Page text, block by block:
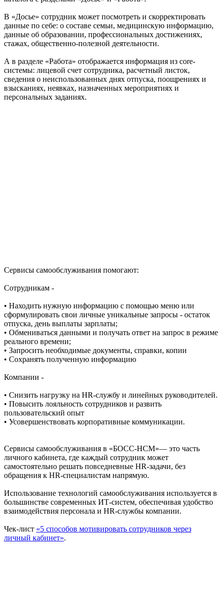
В «Досье» сотрудник может посмотреть и скорректировать
данные по себе: о составе семьи, медицинскую информацию,
данные об образовании, профессиональных достижениях,
стажах, общественно-полезной деятельности.
А в разделе «Работа» отображается информация из core-
системы: лицевой счет сотрудника, расчетный листок,
сведения о неиспользованных днях отпуска, поощрениях и
взысканиях, неявках, назначенных мероприятиях и
персональных заданиях.
Сервисы самообслуживания помогают:
Сотрудникам -
• Находить нужную информацию с помощью меню или
сформулировать свои личные уникальные запросы - остаток
отпуска, день выплаты зарплаты;
• Обмениваться данными и получать ответ на запрос в режиме
реального времени;
• Запросить необходимые документы, справки, копии
• Сохранять полученную информацию
Компании -
• Снизить нагрузку на HR-службу и линейных руководителей.
• Повысить лояльность сотрудников и развить
пользовательский опыт
• Усовершенствовать корпоративные коммуникации.
Сервисы самообслуживания в «БОСС-НСМ»— это часть
личного кабинета, где каждый сотрудник может
самостоятельно решать повседневные HR-задачи, без
обращения к HR-специалистам напрямую.
Использование технологий самообслуживания используется в
большинстве современных ИТ-систем, обеспечивая удобство
взаимодействия персонала и HR-службы компании.
Чек-лист «5 способов мотивировать сотрудников через
личный кабинет».